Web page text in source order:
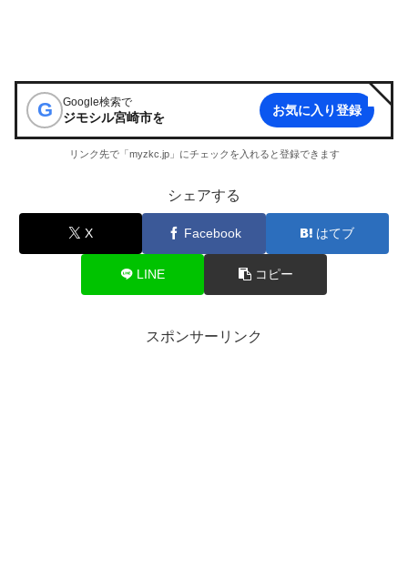
G Google検索で
ジモシル宮崎市を お気に入り登録
リンク先で「myzkc.jp」にチェックを入れると登録できます
シェアする
X Facebook はてブ
LINE コピー
スポンサーリンク